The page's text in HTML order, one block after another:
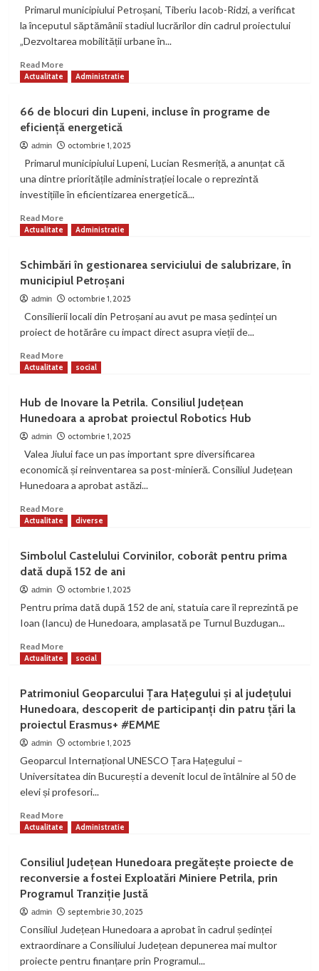
Bătălie de peste 5 milioane de lei la
Vulcan. Trei asocieri de firme vor să
modernizeze Grădinița nr. 6
Primarul municipiului Petroșani, Tiberiu Iacob-Ridzi, a verificat
la începutul săptămânii stadiul lucrărilor din cadrul proiectului
„Dezvoltarea mobilității urbane în...
Read MoreRead
more
de
mobilitate
urbană
Petroșani
prinde
contur:
pentru
biciclete,
moderne
și
centre
închiriere
Actualitate Administratie
66 de blocuri din Lupeni, incluse în programe de
eficiență energetică
admin octombrie 1, 2025
Primarul municipiului Lupeni, Lucian Resmeriță, a anunțat că
una dintre prioritățile administrației locale o reprezintă
investițiile în eficientizarea energetică...
Read MoreRead
more
de
blocuri
din
Lupeni,
în
de
Actualitate Administratie
Schimbări în gestionarea serviciului de salubrizare, în
municipiul Petroșani
admin octombrie 1, 2025
Consilierii locali din Petroșani au avut pe masa ședinței un
proiect de hotărâre cu impact direct asupra vieții de...
Read MoreRead
more
în
gestionarea
serviciului
de
în
municipiul
Actualitate social
Hub de Inovare la Petrila. Consiliul Județean
Hunedoara a aprobat proiectul Robotics Hub
admin octombrie 1, 2025
Valea Jiului face un pas important spre diversificarea
economică și reinventarea sa post-minieră. Consiliul Județean
Hunedoara a aprobat astăzi...
Read MoreRead
more
de
Inovare
la
Petrila.
Județean
a
Robotics
Hub
Actualitate diverse
Simbolul Castelului Corvinilor, coborât pentru prima
dată după 152 de ani
admin octombrie 1, 2025
Pentru prima dată după 152 de ani, statuia care îl reprezintă pe
Ioan (Iancu) de Hunedoara, amplasată pe Turnul Buzdugan...
Read MoreRead
more
Castelului
Corvinilor,
coborât
pentru
dată
după
152
ani
Actualitate social
Patrimoniul Geoparcului Țara Hațegului și al județului
Hunedoara, descoperit de participanți din patru țări la
proiectul Erasmus+ #EMME
admin octombrie 1, 2025
Geoparcul Internațional UNESCO Țara Hațegului –
Universitatea din București a devenit locul de întâlnire al 50 de
elevi și profesori...
Read MoreRead
more
Geoparcului
Țara
Hațegului
și
județului
Hunedoara,
descoperit
Actualitate Administratie
Consiliul Județean Hunedoara pregătește proiecte de
reconversie a fostei Exploatări Miniere Petrila, prin
Programul Tranziție Justă
admin septembrie 30, 2025
Consiliul Județean Hunedoara a aprobat în cadrul ședinței
extraordinare a Consiliului Județean depunerea mai multor
proiecte pentru finanțare prin Programul...